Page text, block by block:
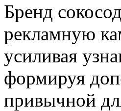
Бренд
рекламную
усиливая
формируя
привычной